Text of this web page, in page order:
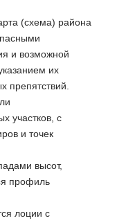
(схема) района
и возможной
их
препятствий.
участков, с
и точек
высот,
профиль
лоции с